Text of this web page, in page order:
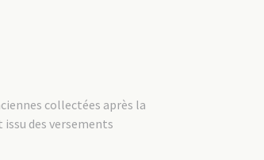
collectées après la
des versements